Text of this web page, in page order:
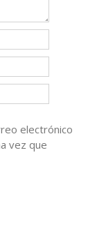
electrónico
vez que